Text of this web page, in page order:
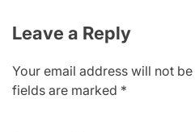
Leave a Reply
Your email address will not
fields are marked *